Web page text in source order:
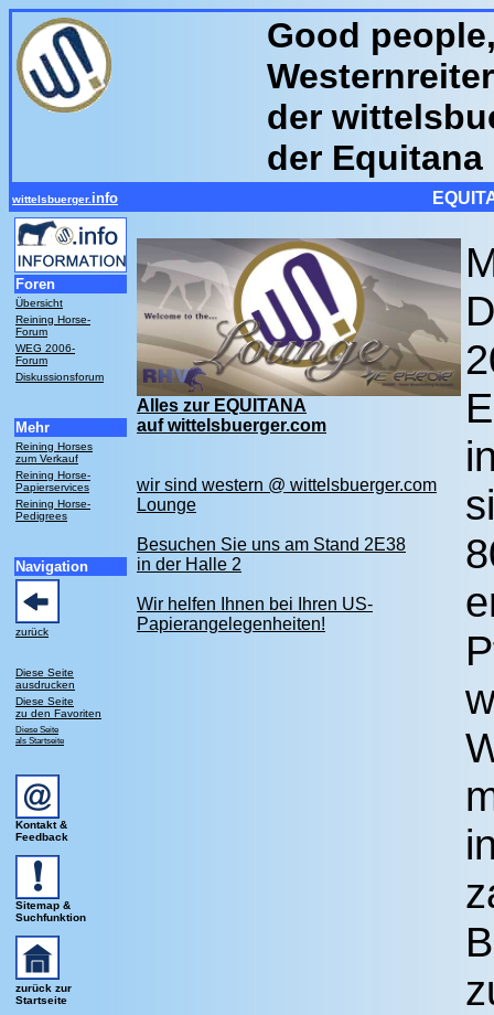
Good
der
der Equitana
wittelsbuerger. info
Foren
Übersicht
Reining Horse-
Forum
WEG 2006-
Forum
Diskussionsforum
Mehr
Reining Horses
zum Verkauf
Reining Horse-
Papierservices
Reining Horse-
Pedigrees
Navigation
zurück
Diese Seite
ausdrucken
Diese Seite
zu den Favoriten
Diese Seite
als Startseite
Kontakt &
Feedback
Sitemap &
Suchfunktion
zurück zur
Startseite
Alles zur EQUITANA
auf wittelsbuerger.com
wir sind western @ wittelsbuerger.com
Lounge
Besuchen Sie uns am Stand 2E38
in der Halle 2
Wir helfen Ihnen bei Ihren US-
Papierangelegenheiten!